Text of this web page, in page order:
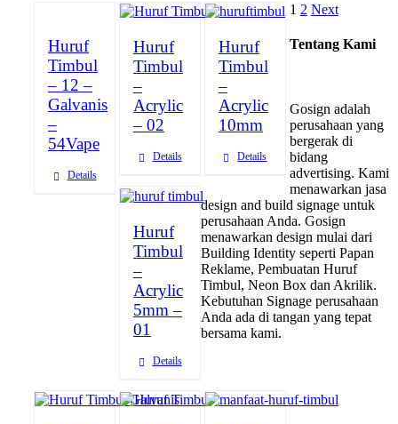
Huruf
Timbul
– 12 –
Galvanis
–
54Vape
Details
Huruf
Timbul
–
Acrylic
– 02
Details
Huruf
Timbul
–
Acrylic
10mm
Details
Huruf
Timbul
–
Acrylic
5mm –
01
Details
1 2 Next
Tentang Kami
Gosign adalah
perusahaan yang
bergerak di
bidang
advertising. Kami
menawarkan jasa
design and build signage untuk
perusahaan Anda. Gosign
menawarkan design mulai dari
Building Identity seperti Papan
Reklame, Pembuatan Huruf
Timbul, Neon Box dan Akrilik.
Kebutuhan Signage perusahaan
Anda ada di tangan yang tepat
bersama kami.